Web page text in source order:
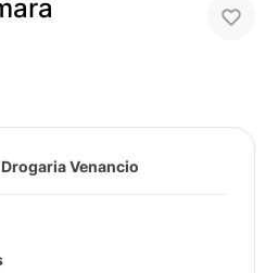
Drogaria Venancio
liquido